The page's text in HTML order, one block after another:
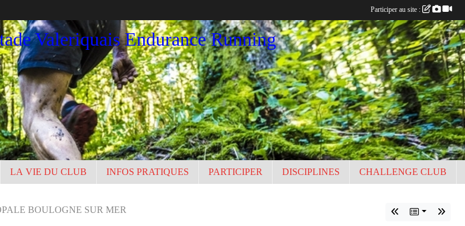
Valeriquais Endurance Running
LA VIE DU CLUB INFOS PRATIQUES PARTICIPER DISCIPLINES CHALLENGE CLUB
BOULOGNE SUR MER
Participer au site :